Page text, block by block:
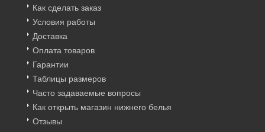
Как сделать заказ
Условия работы
Доставка
Оплата товаров
Гарантии
Таблицы размеров
Часто задаваемые вопросы
Как открыть магазин нижнего белья
Отзывы